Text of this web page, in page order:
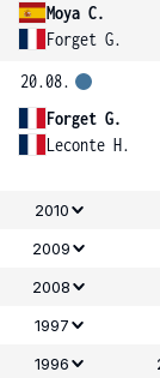
Moya C.
Forget G.
20.08.
Forget G.
Leconte H.
2010
2009
2008
1997
1996